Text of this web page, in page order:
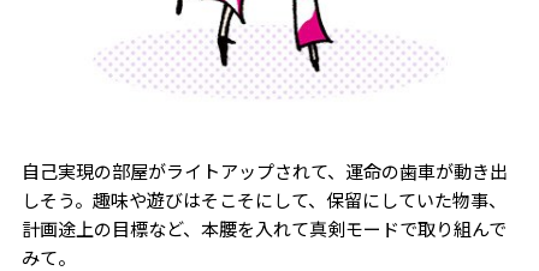
自己実現の部屋がライトアップされて、運命の歯車が動き出
しそう。趣味や遊びはそこそにして、保留にしていた物事、
計画途上の目標など、本腰を入れて真剣モードで取り組んで
みて。